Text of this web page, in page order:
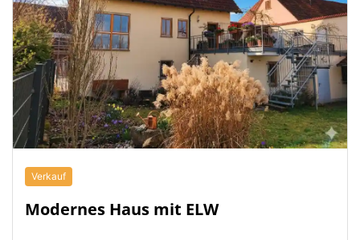
Verkauf
Modernes Haus mit ELW